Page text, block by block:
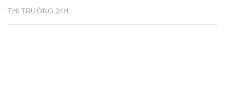
THỊ TRƯỜNG 24H